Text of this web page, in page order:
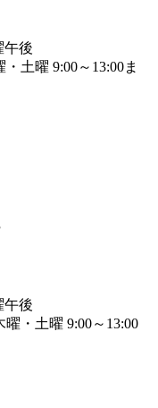
午後
・土曜 9:00～13:00ま
午後
曜・土曜 9:00～13:00